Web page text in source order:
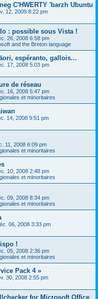
C'HWERTY 'barzh Ubuntu
12, 2009 8:22 pm
: possible sous Vista !
26, 2008 6:58 pm
and the Breton language
espéranto, gallois...
17, 2008 5:03 pm
de réseau
16, 2008 5:47 pm
et minoritaires
14, 2008 9:51 pm
11, 2008 6:09 pm
et minoritaires
10, 2008 2:48 pm
et minoritaires
09, 2008 8:34 pm
et minoritaires
06, 2008 3:33 pm
!
05, 2008 2:36 pm
et minoritaires
Pack 4 »
30, 2008 2:55 pm
for Microsoft Office